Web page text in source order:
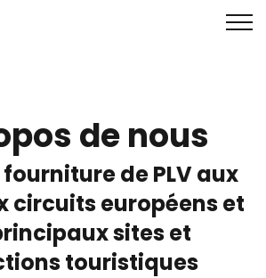
de nous
de PLV aux
circuits européens et
sites et
touristiques